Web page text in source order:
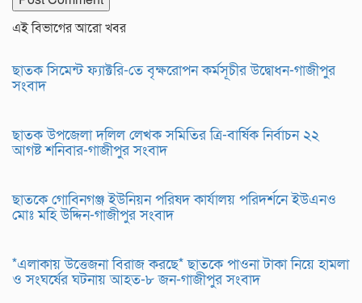
এই বিভাগের আরো খবর
ছাতক সিমেন্ট ফ্যাক্টরি-তে বৃক্ষরোপন কর্মসূচীর উদ্বোধন-গাজীপুর
সংবাদ
ছাতক উপজেলা দলিল লেখক সমিতির ত্রি-বার্ষিক নির্বাচন ২২
আগষ্ট শনিবার-গাজীপুর সংবাদ
ছাতকে গোবিনগঞ্জ ইউনিয়ন পরিষদ কার্যালয় পরিদর্শনে ইউএনও
মোঃ মহি উদ্দিন-গাজীপুর সংবাদ
*এলাকায় উত্তেজনা বিরাজ করছে* ছাতকে পাওনা টাকা নিয়ে হামলা
ও সংঘর্ষের ঘটনায় আহত-৮ জন-গাজীপুর সংবাদ